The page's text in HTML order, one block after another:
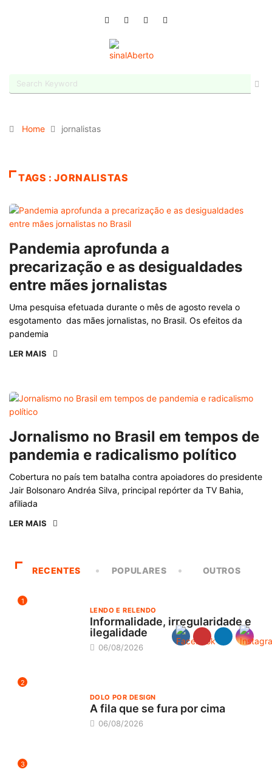
Home jornalistas
TAGS : JORNALISTAS
Pandemia aprofunda a
precarização e as desigualdades
entre mães jornalistas
Uma pesquisa efetuada durante o mês de agosto revela o
esgotamento das mães jornalistas, no Brasil. Os efeitos da
pandemia
LER MAIS
Jornalismo no Brasil em tempos de
pandemia e radicalismo político
Cobertura no país tem batalha contra apoiadores do presidente
Jair Bolsonaro Andréa Silva, principal repórter da TV Bahia,
afiliada
LER MAIS
RECENTES POPULARES OUTROS
1
LENDO E RELENDO
Informalidade, irregularidade e
ilegalidade
06/08/2026
2
DOLO POR DESIGN
A fila que se fura por cima
06/08/2026
3